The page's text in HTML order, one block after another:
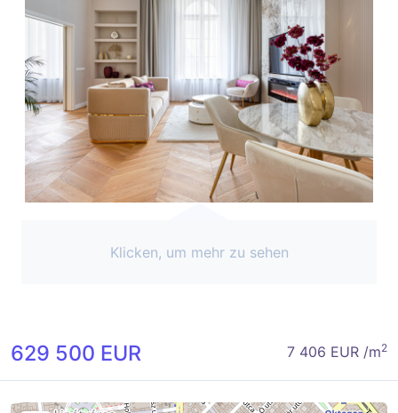
Klicken, um mehr zu sehen
629 500 EUR 7 406 EUR /m2